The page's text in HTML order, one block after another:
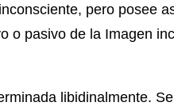
pero posee
o pasivo de la Imagen
libidinalmente.